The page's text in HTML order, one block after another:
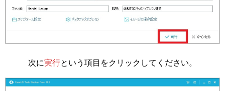
次に実行という項目をクリックしてください。